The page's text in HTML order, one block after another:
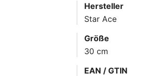
Hersteller
Star Ace
Größe
30 cm
EAN / GTIN